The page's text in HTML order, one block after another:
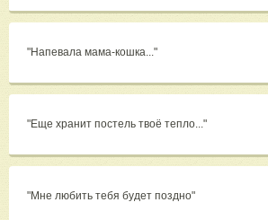
"Напевала мама-кошка..."
"Еще хранит постель твоё тепло..."
"Мне любить тебя будет поздно"